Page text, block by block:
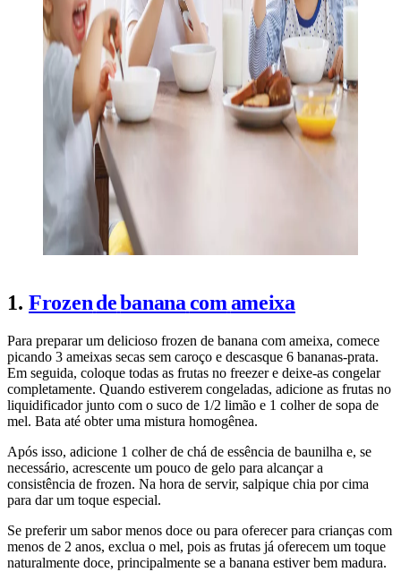
1. Frozendebananacomameixa
Para preparar um delicioso frozen de banana com ameixa, comece
picando 3 ameixas secas sem caroço e descasque 6 bananas-prata.
Em seguida, coloque todas as frutas no freezer e deixe-as congelar
completamente. Quando estiverem congeladas, adicione as frutas no
liquidificador junto com o suco de 1/2 limão e 1 colher de sopa de
mel. Bata até obter uma mistura homogênea.
Após isso, adicione 1 colher de chá de essência de baunilha e, se
necessário, acrescente um pouco de gelo para alcançar a
consistência de frozen. Na hora de servir, salpique chia por cima
para dar um toque especial.
Se preferir um sabor menos doce ou para oferecer para crianças com
menos de 2 anos, exclua o mel, pois as frutas já oferecem um toque
naturalmente doce, principalmente se a banana estiver bem madura.